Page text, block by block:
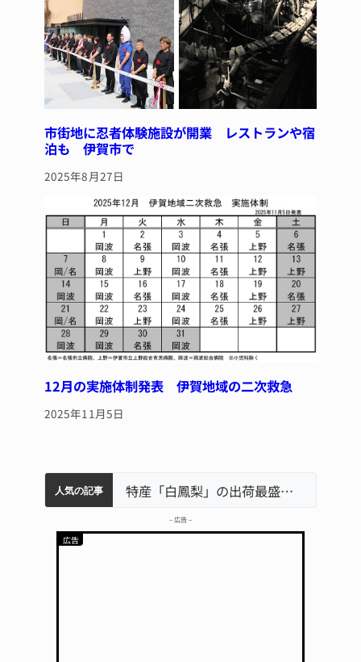
市街地に忍者体験施設が開業 レストランや宿
泊も 伊賀市で
2025年8月27日
12月の実施体制発表 伊賀地域の二次救急
2025年11月5日
人気の記事
名張市水道料金47％値上げへ 答申案、審議会で大筋まとまる
中学校の陶壁モニュメント 地元建設会社がボランティアで清掃 伊賀名張市立病院のDMAT、熊本地震の被災地へ 能登以来3回目の派遣特産「白鳳梨」の出荷最盛期 直売所にぎわう 伊賀
– 広告 –